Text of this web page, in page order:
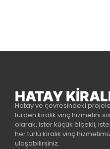
HATAY
Hatay ve çevresindeki
türden kiralık vinç hizmetini
olarak, ister küçük ölçekli,
her türlü kiralık vinç
ulaşabilirsiniz.